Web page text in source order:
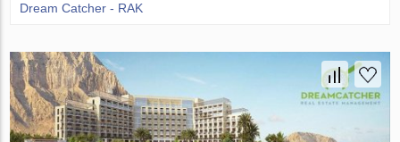
Dream Catcher - RAK